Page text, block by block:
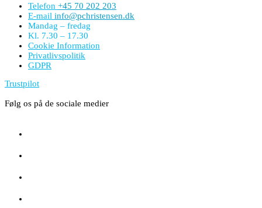
Telefon +45 70 202 203
E-mail info@pchristensen.dk
Mandag – fredag
Kl. 7.30 – 17.30
Cookie Information
Privatlivspolitik
GDPR
Trustpilot
Følg os på de sociale medier